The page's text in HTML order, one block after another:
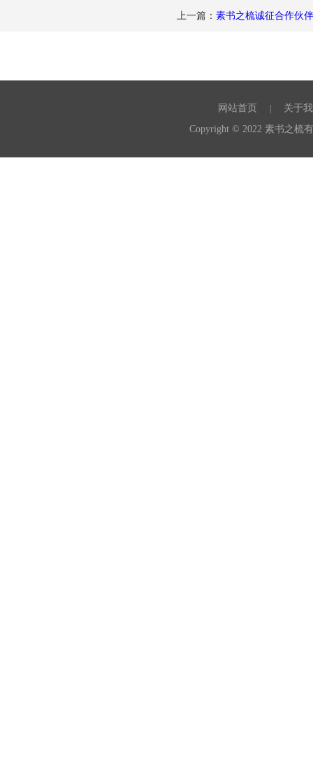
上一篇： 素书之梳诚征合作伙
网站首页
关于
Copyright © 2022 素书之梳